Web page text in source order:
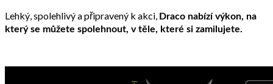
Lehký, spolehlivý a připravený k akci, Draco nabízí výkon, na
který se můžete spolehnout, v těle, které si zamilujete.